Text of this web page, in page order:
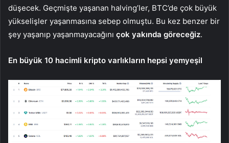
düşecek. Geçmişte yaşanan halving’ler, BTC’de çok büyük
yükselişler yaşanmasına sebep olmuştu. Bu kez benzer bir
şey yaşanıp yaşanmayacağını çok yakında göreceğiz.
En büyük 10 hacimli kripto varlıkların hepsi yemyeşil